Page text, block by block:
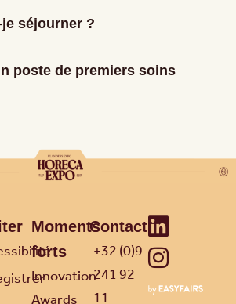
séjourner ?
poste de premiers soins
Moments
forts
Innovation
Contact
+32 (0)9
241 92
11